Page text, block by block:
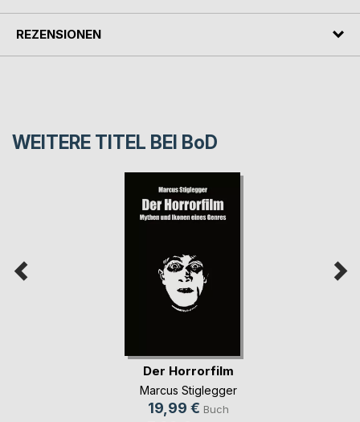
REZENSIONEN
WEITERE TITEL BEI BoD
Der Horrorfilm
Marcus Stiglegger
19,99 € Buch